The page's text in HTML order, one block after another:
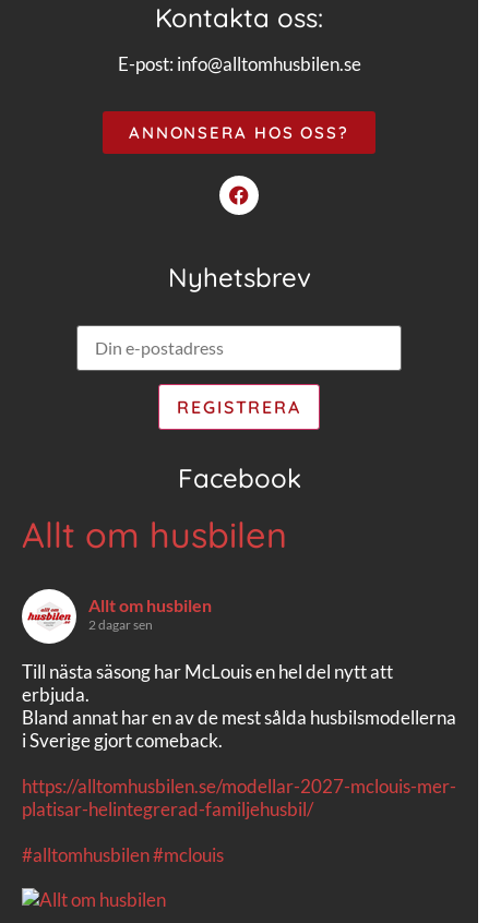
Kontakta oss:
E-post: info@alltomhusbilen.se
ANNONSERA HOS OSS?
Nyhetsbrev
Facebook
Allt om husbilen
Allt om husbilen
2 dagar sen
Till nästa säsong har McLouis en hel del nytt att
erbjuda.
Bland annat har en av de mest sålda husbilsmodellerna
i Sverige gjort comeback.
https://alltomhusbilen.se/modellar-2027-mclouis-mer-
platisar-helintegrerad-familjehusbil/
#alltomhusbilen#mclouis